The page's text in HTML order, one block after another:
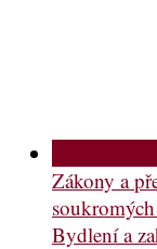
Zákony a
Bydlení a